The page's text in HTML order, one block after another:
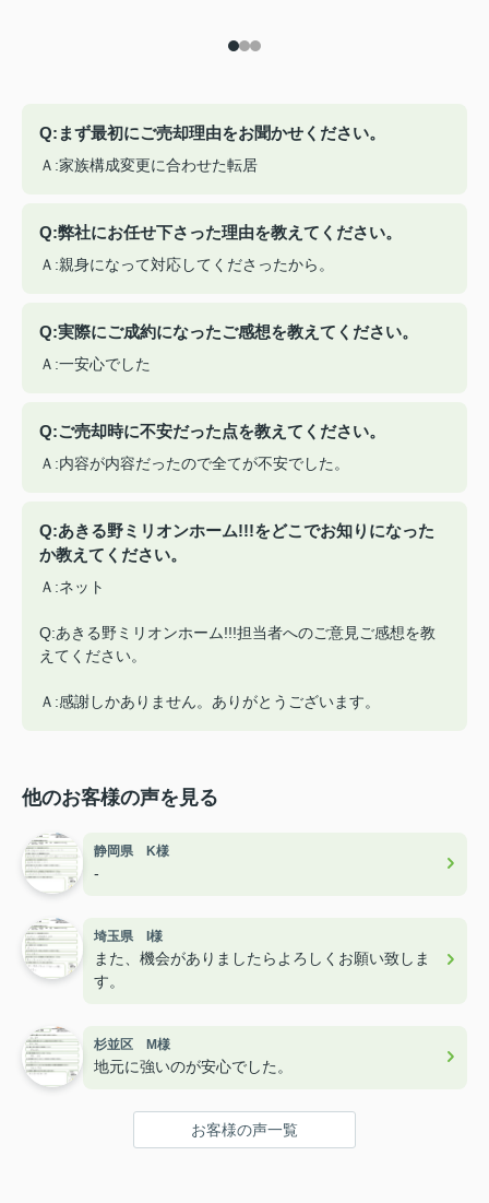
Q:まず最初にご売却理由をお聞かせください。
Ａ:家族構成変更に合わせた転居
Q:弊社にお任せ下さった理由を教えてください。
Ａ:親身になって対応してくださったから。
Q:実際にご成約になったご感想を教えてください。
Ａ:一安心でした
Q:ご売却時に不安だった点を教えてください。
Ａ:内容が内容だったので全てが不安でした。
Q:あきる野ミリオンホーム!!!をどこでお知りになった
か教えてください。
Ａ:ネット
Q:あきる野ミリオンホーム!!!担当者へのご意見ご感想を教
えてください。
Ａ:感謝しかありません。ありがとうございます。
他のお客様の声を見る
静岡県 K様
-
埼玉県 I様
また、機会がありましたらよろしくお願い致しま
す。
杉並区 M様
地元に強いのが安心でした。
お客様の声一覧